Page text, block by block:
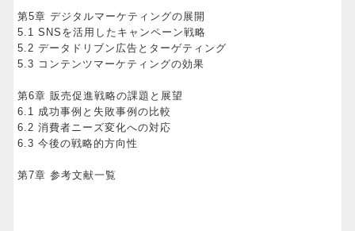
第5章 デジタルマーケティングの展開
5.1 SNSを活用したキャンペーン戦略
5.2 データドリブン広告とターゲティング
5.3 コンテンツマーケティングの効果
第6章 販売促進戦略の課題と展望
6.1 成功事例と失敗事例の比較
6.2 消費者ニーズ変化への対応
6.3 今後の戦略的方向性
第7章 参考文献一覧